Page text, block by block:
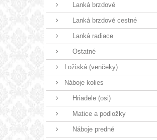
Lanká brzdové
Lanká brzdové cestné
Lanká radiace
Ostatné
Ložiská (venčeky)
Náboje kolies
Hriadele (osi)
Matice a podložky
Náboje predné